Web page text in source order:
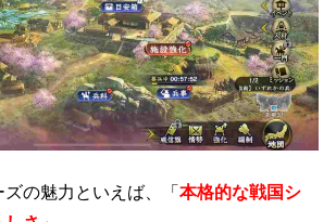
の魅力といえば、「本格的な戦国シ